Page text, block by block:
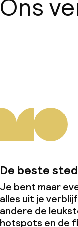
Ons
De beste
Je bent maar
alles uit je
andere de
hotspots en de